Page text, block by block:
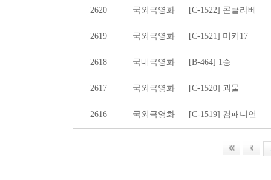
2620 국외극영화 [C-1522] 콘클라베
2619 국외극영화 [C-1521] 미키17
2618 국내극영화 [B-464] 1승
2617 국외극영화 [C-1520] 괴물
2616 국외극영화 [C-1519] 컴패니언